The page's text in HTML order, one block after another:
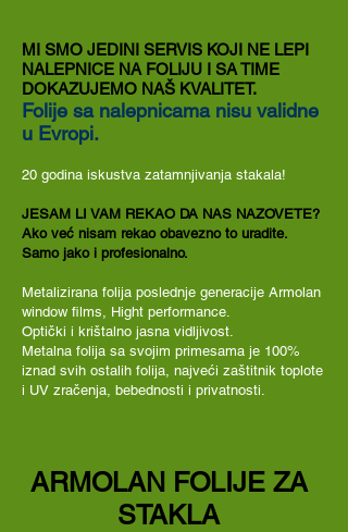
MI SMO JEDINI SERVIS KOJI NE LEPI
NALEPNICE NA FOLIJU I SA TIME
DOKAZUJEMO NAŠ KVALITET.
Folije sa nalepnicama nisu validne
u Evropi.
20 godina iskustva zatamnjivanja stakala!
JESAM LI VAM REKAO DA NAS NAZOVETE?
Ako već nisam rekao obavezno to uradite.
Samo jako i profesionalno.
Metalizirana folija poslednje generacije Armolan
window films, Hight performance.
Optički i krištalno jasna vidljivost.
Metalna folija sa svojim primesama je 100%
iznad svih ostalih folija, najveći zaštitnik toplote
i UV zračenja, bebednosti i privatnosti.
ARMOLAN FOLIJE ZA
STAKLA